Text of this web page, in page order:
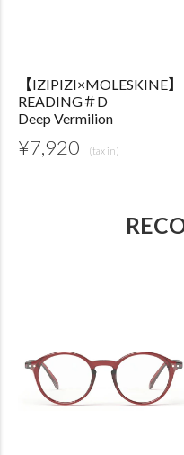
【IZIPIZI×MOLESKINE】
READING＃D
Deep Vermilion
¥7,920